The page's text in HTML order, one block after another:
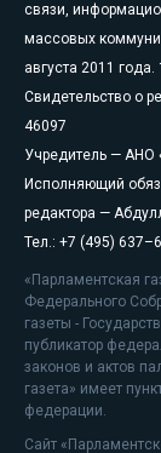
связи,
массовых
августа 2011 года.
Свидетельство о
46097
Учредитель — АНО
Исполняющий
редактора —
Тел.: +7 (495)
«Парламентская
Федерального
газеты -
публикатор
законов и актов
газета» имеет
федерации.
Сайт